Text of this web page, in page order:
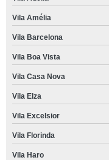
Vila Amélia
Vila Barcelona
Vila Boa Vista
Vila Casa Nova
Vila Elza
Vila Excelsior
Vila Florinda
Vila Haro